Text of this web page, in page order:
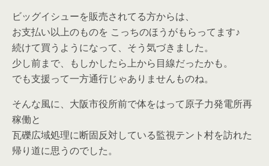
ビッグイシューを販売されてる方からは、
お支払い以上のものを こっちのほうがもらってます♪
続けて買うようになって、そう気づきました。
少し前まで、もしかしたら上から目線だったかも。
でも支援って一方通行じゃありませんものね。
そんな風に、大阪市役所前で体をはって原子力発電所再
稼働と
瓦礫広域処理に断固反対している監視テント村を訪れた
帰り道に思うのでした。